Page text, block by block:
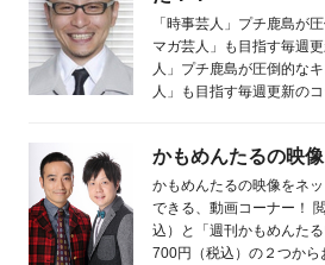
「時事芸人」プチ鹿島が
マガ芸人」も目指す毎週
人」プチ鹿島が圧倒的な
人」も目指す毎週更新のコ
かもめんたるの映
かもめんたるの映像をネ
できる、動画コーナー！
込）と「週刊かもめんた
700円（税込）の２つから